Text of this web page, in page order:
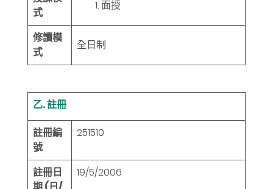
式
面授
修讀模
式
全日制
乙. 註冊
註冊編
號
251510
註冊日
19/5/2006